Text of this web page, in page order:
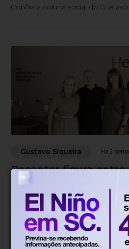
Confira a coluna social do Gustavo
Gustavo Siqueira Há 2
Decanter figura entre
importadoras do Brasil
Fundada em julho de 1997 por
trocou a aposentadoria pelo
comemora neste mês de julho
das maiores importadoras do
Blumenau.